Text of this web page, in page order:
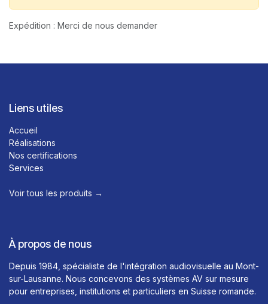
Expédition : Merci de nous demander
Liens utiles
Accueil
Réalisations
Nos certifications
Services
Voir tous les produits →​
À propos de nous
Depuis 1984, spécialiste de l'intégration audiovisuelle au Mont-
sur-Lausanne. Nous concevons des systèmes AV sur mesure
pour entreprises, institutions et particuliers en Suisse romande.